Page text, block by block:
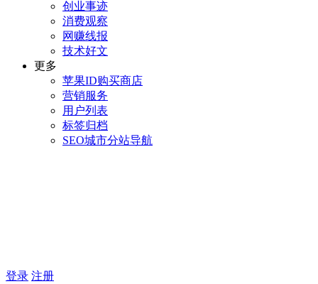
创业事迹
消费观察
网赚线报
技术好文
更多
苹果ID购买商店
营销服务
用户列表
标签归档
SEO城市分站导航
登录 注册